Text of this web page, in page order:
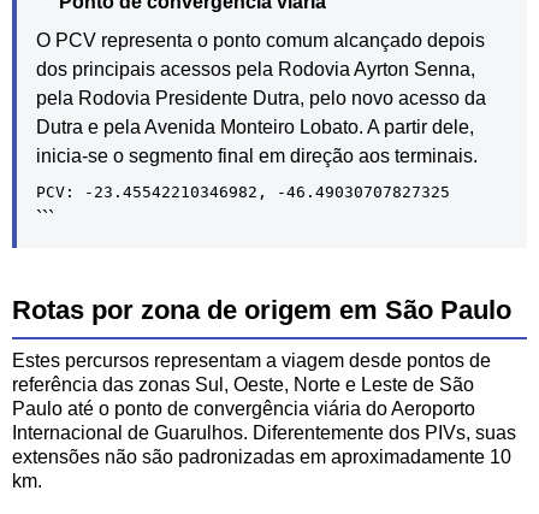
O PCV representa o ponto comum alcançado depois
dos principais acessos pela Rodovia Ayrton Senna,
pela Rodovia Presidente Dutra, pelo novo acesso da
Dutra e pela Avenida Monteiro Lobato. A partir dele,
inicia-se o segmento final em direção aos terminais.
PCV: -23.45542210346982, -46.49030707827325
```
Rotas por zona de origem em São Paulo
Estes percursos representam a viagem desde pontos de
referência das zonas Sul, Oeste, Norte e Leste de São
Paulo até o ponto de convergência viária do Aeroporto
Internacional de Guarulhos. Diferentemente dos PIVs, suas
extensões não são padronizadas em aproximadamente 10
km.